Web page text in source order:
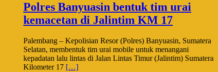
Polres Banyuasin bentuk tim urai
kemacetan di Jalintim KM 17
Palembang – Kepolisian Resor (Polres) Banyuasin, Sumatera
Selatan, membentuk tim urai mobile untuk menangani
kepadatan lalu lintas di Jalan Lintas Timur (Jalintim) Sumatera
Kilometer 17 […]